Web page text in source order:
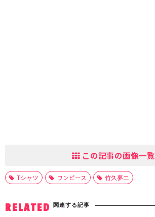
この記事の画像一覧
Tシャツ ワンピース 竹久夢二
RELATED 関連する記事